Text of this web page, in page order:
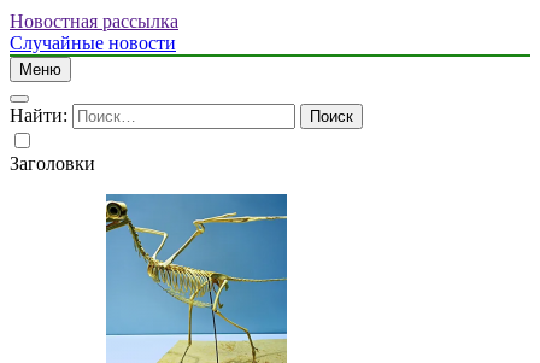
Новостная рассылка
Случайные новости
Меню
Найти:
Заголовки